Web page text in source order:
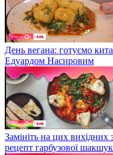
День вегана: готуємо
Едуардом Насировим
Замініть на цих
рецепт гарбузової